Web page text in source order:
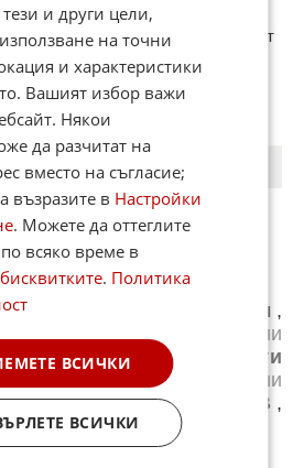
с изключение на
zaplata.bg, bazar.bg ще бъдат
СТАТИЯТА
,Новини Световен футбол ,
Новини
спортове Новини
Други
Лека атлетика
Новини
,Новини Спортът по ТВ ,
и други цели,
на точни
и характеристики
Вашият избор важи
Някои
да разчитат на
вместо на съгласие;
възразите в Настройки
. Можете да оттеглите
всяко време в
. Политика
ВСИЧКИ
ВСИЧКИ